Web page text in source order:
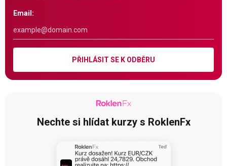
Email:
PŘIHLÁSIT SE K ODBĚRU
Nechte si hlídat kurzy s RoklenFx